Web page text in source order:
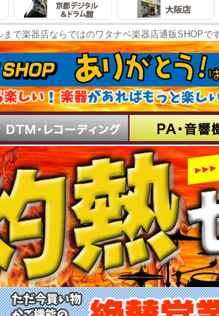
で楽器店ならではのワタナベ楽器店通販SHOPで